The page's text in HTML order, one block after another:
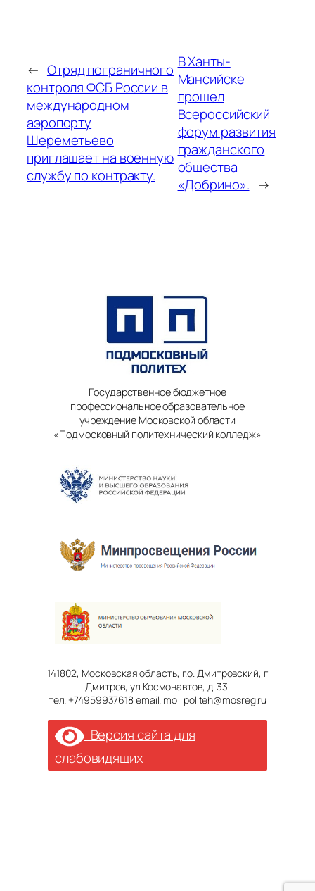
← Отряд пограничного
контроля ФСБ России в
международном
аэропорту
Шереметьево
приглашает на военную
службу по контракту.
В Ханты-
Мансийске
прошел
Всероссийский
форум развития
гражданского
общества
«Добрино». →
Государственное бюджетное
профессиональное образовательное
учреждение Московской области
«Подмосковный политехнический колледж»
141802, Московская область, г.о. Дмитровский, г
Дмитров, ул Космонавтов, д. 33.
тел. +74959937618 email. mo_politeh@mosreg.ru
Версия сайта для
слабовидящих